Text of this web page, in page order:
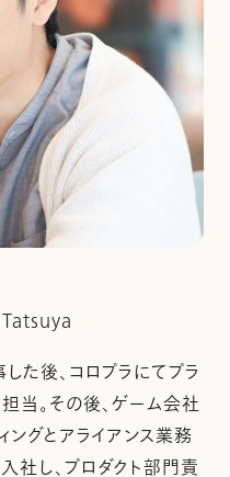
た後、コロプラにてプラ
当。その後、ゲーム会社
グとアライアンス業務
社し、プロダクト部門責